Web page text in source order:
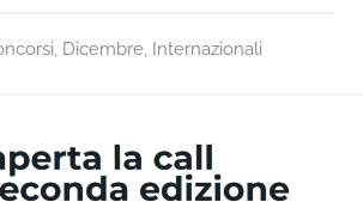
Dicembre, Internazionali